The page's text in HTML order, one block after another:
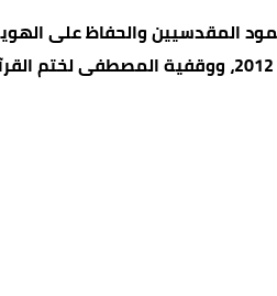
المقدسيين والحفاظ على